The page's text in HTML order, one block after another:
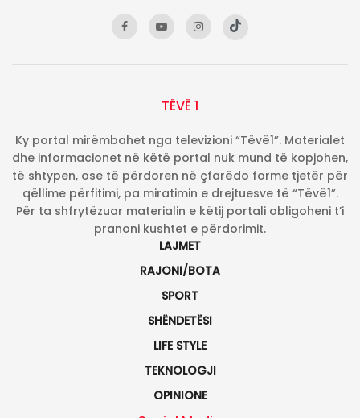
TËVË 1
Ky portal mirëmbahet nga televizioni “Tëvë1”. Materialet
dhe informacionet në këtë portal nuk mund të kopjohen,
të shtypen, ose të përdoren në çfarëdo forme tjetër për
qëllime përfitimi, pa miratimin e drejtuesve të “Tëvë1”.
Për ta shfrytëzuar materialin e këtij portali obligoheni t’i
pranoni kushtet e përdorimit.
LAJMET
RAJONI/BOTA
SPORT
SHËNDETËSI
LIFE STYLE
TEKNOLOGJI
OPINIONE